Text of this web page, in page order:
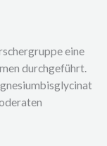
eine
durchgeführt.